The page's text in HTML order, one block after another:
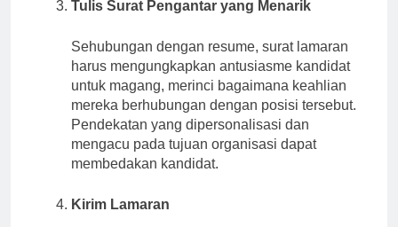
Tulis Surat Pengantar yang Menarik
Sehubungan dengan resume, surat lamaran
harus mengungkapkan antusiasme kandidat
untuk magang, merinci bagaimana keahlian
mereka berhubungan dengan posisi tersebut.
Pendekatan yang dipersonalisasi dan
mengacu pada tujuan organisasi dapat
membedakan kandidat.
Kirim Lamaran